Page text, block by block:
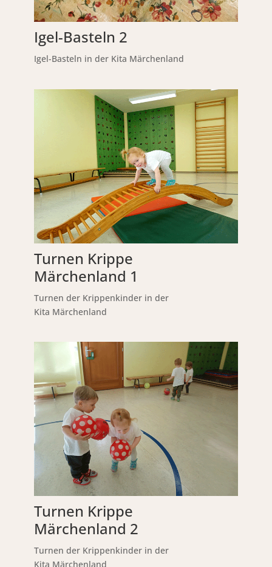
Igel-Basteln 2
Igel-Basteln in der Kita Märchenland
Turnen Krippe
Märchenland 1
Turnen der Krippenkinder in der
Kita Märchenland
Turnen Krippe
Märchenland 2
Turnen der Krippenkinder in der
Kita Märchenland